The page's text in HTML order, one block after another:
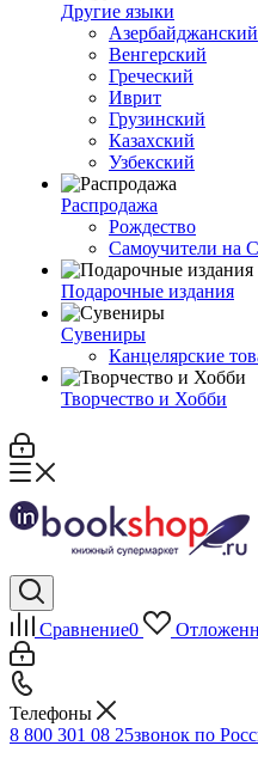
Другие языки
Азербайджанский
Венгерский
Греческий
Иврит
Грузинский
Казахский
Узбекский
Распродажа
Рождество
Самоучители на
Подарочные издания
Сувениры
Канцелярские
Творчество и Хобби
Сравнение0
Телефоны
8 800 301 08 25звонок по